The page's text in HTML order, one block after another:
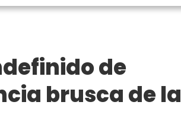
de
brusca de la